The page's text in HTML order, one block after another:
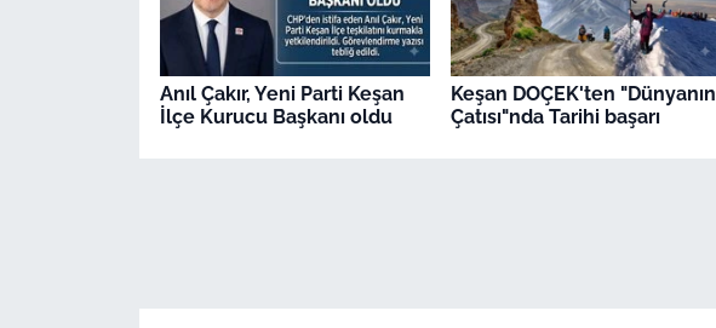
Anıl Çakır, Yeni Parti Keşan
İlçe Kurucu Başkanı oldu
Keşan DOÇEK'ten "Dünyanın
Çatısı"nda Tarihi başarı